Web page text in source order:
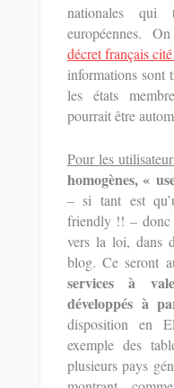
nationales qui
européennes.
décret français
informations sont
les états
pourrait être
Pour les
homogènes, «
– si tant est
friendly !! – donc
vers la loi, dans
blog. Ce seront
services à
développés à
disposition en
exemple des
plusieurs pays